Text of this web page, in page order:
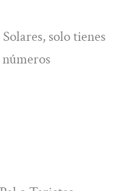
solo tienes